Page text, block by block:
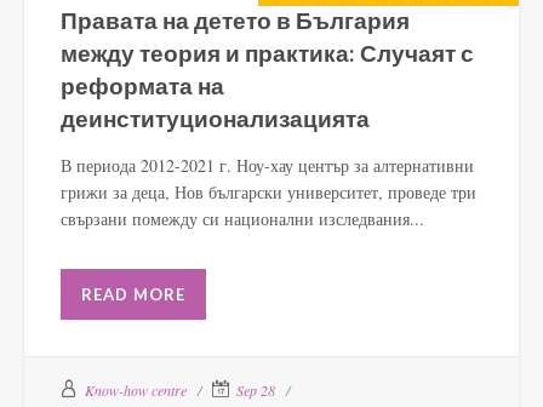
Правата на детето в България
между теория и практика: Случаят с
реформата на
деинституционализацията
В периода 2012-2021 г. Ноу-хау център за алтернативни
грижи за деца, Нов български университет, проведе три
свързани помежду си национални изследвания...
READ MORE
Know-how centre
Sep 28